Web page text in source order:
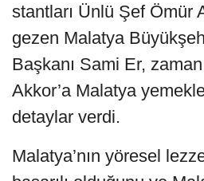
stantları Ünlü Şef Ömür
gezen Malatya
Başkanı Sami Er,
Akkor’a Malatya
detaylar verdi.
Malatya’nın yöresel